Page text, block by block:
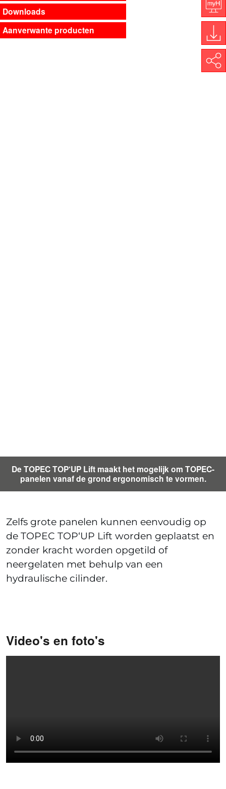
De TOPEC TOP‘UP Lift maakt het mogelijk om TOPEC-
panelen vanaf de grond ergonomisch te vormen.
Downloads
Aanverwante producten
Zelfs grote panelen kunnen eenvoudig op
de TOPEC TOP‘UP Lift worden geplaatst en
zonder kracht worden opgetild of
neergelaten met behulp van een
hydraulische cilinder.
Video's en foto's
Share